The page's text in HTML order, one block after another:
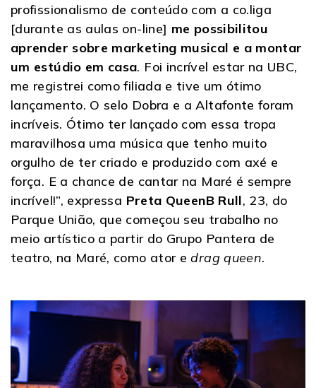
profissionalismo de conteúdo com a co.liga
[durante as aulas on-line] me possibilitou
aprender sobre marketing musical e a montar
um estúdio em casa. Foi incrível estar na UBC,
me registrei como filiada e tive um ótimo
lançamento. O selo Dobra e a Altafonte foram
incríveis. Ótimo ter lançado com essa tropa
maravilhosa uma música que tenho muito
orgulho de ter criado e produzido com axé e
força. E a chance de cantar na Maré é sempre
incrível!”, expressa Preta QueenB Rull, 23, do
Parque União, que começou seu trabalho no
meio artístico a partir do Grupo Pantera de
teatro, na Maré, como ator edrag queen.